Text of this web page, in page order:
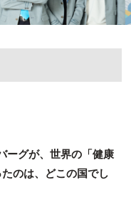
ーグが、世界の「健康
のは、どこの国でし